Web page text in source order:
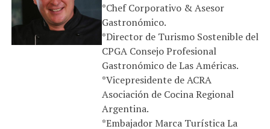
*Chef Corporativo & Asesor
Gastronómico.
*Director de Turismo Sostenible del
CPGA Consejo Profesional
Gastronómico de Las Américas.
*Vicepresidente de ACRA
Asociación de Cocina Regional
Argentina.
*Embajador Marca Turística La